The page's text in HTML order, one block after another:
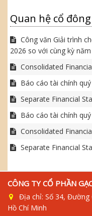
Quan hệ cổ
Công văn Giải trình
2026 so với cùng kỳ
Consolidated
Báo cáo tài chính
Separate Financial
Báo cáo tài chính
Consolidated
Separate Financial
CÔNG TY CỔ PHẦN
Địa chỉ: Số 34,
Hồ Chí Minh